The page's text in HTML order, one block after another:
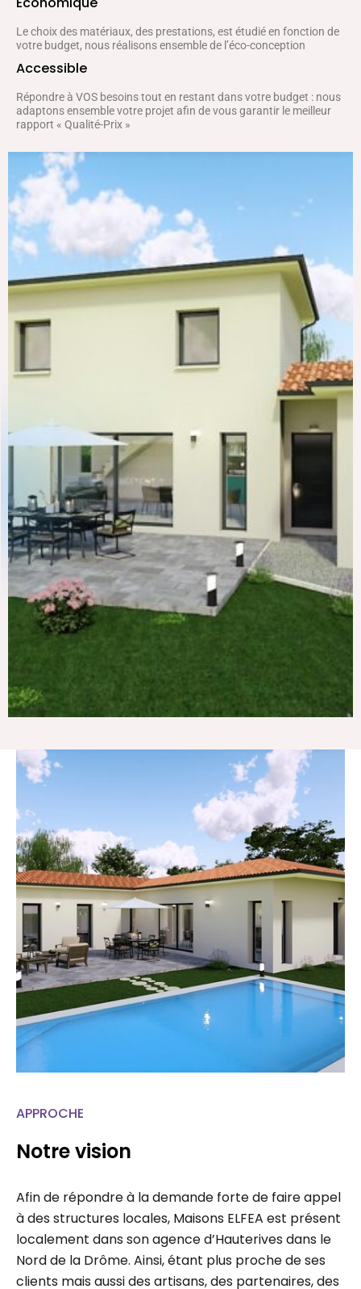
Le choix des matériaux, des prestations, est étudié en fonction de
votre budget, nous réalisons ensemble de l’éco-conception
Accessible
Répondre à VOS besoins tout en restant dans votre budget : nous
adaptons ensemble votre projet afin de vous garantir le meilleur
rapport « Qualité-Prix »
APPROCHE
Notre vision
à des structures locales, Maisons ELFEA est présent
localement dans son agence d’Hauterives dans le
Nord de la Drôme. Ainsi, étant plus proche de ses
clients mais aussi des artisans, des partenaires, des